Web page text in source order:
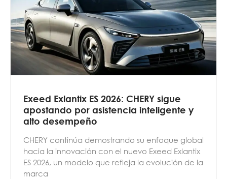
Exeed Exlantix ES 2026: CHERY sigue
apostando por asistencia inteligente y
alto desempeño
CHERY continúa demostrando su enfoque global
hacia la innovación con el nuevo Exeed Exlantix
ES 2026, un modelo que refleja la evolución de la
marca